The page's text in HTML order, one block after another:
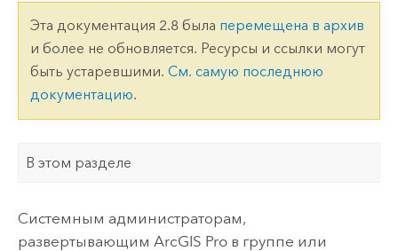
Эта документация 2.8 была перемещена в архив
и более не обновляется. Ресурсы и ссылки могут
быть устаревшими. См. самую последнюю
документацию.
В этом разделе
Системным администраторам,
развертывающим ArcGIS Proв группе или